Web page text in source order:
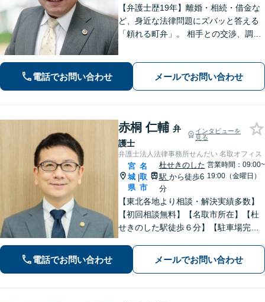
【弁護士歴19年】離婚・相続・借金な
ど、身近な法律問題にズバッと答える
「頼れる町弁」。 相手との交渉、調
談料30分1,100円】【大町西公園駅1
分】【夜間・休日対応可能】
電話でお問い合わせ メールでお問い合わせ
赤桐 仁輔 弁
護士
インタビューを
見る
弁護士法人法律事務所せんだい 名取オフィス
宮
城
県
|
名
取
市
杜せきのした
駅 から徒歩6
分
営業時間：09:00~
19:00（金曜日）
【東北各地より相談・解決実績多数】
【初回相談無料】【名取市所在】【杜
せきのした駅徒歩６分】【駐車場完
日でも早く取り除き、穏やかな日常を
取り戻せるよう尽力いたします。【完
電話でお問い合わせ メールでお問い合わせ